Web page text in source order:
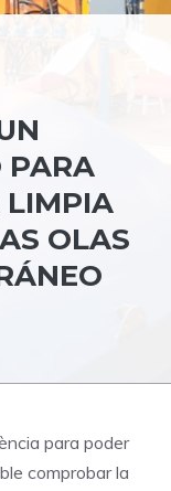
PARA
LIMPIA
OLAS
para poder
comprobar la